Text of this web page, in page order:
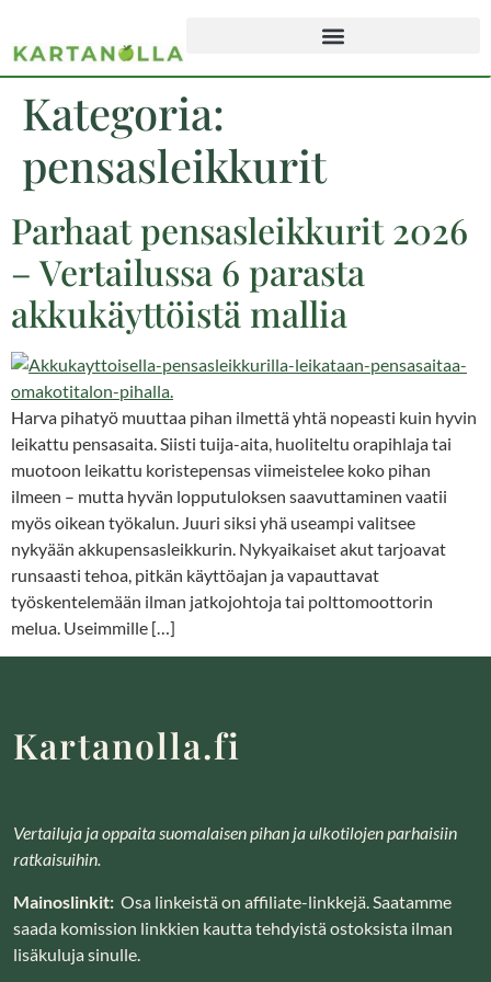
Kategoria:
pensasleikkurit
Parhaat pensasleikkurit 2026
– Vertailussa 6 parasta
akkukäyttöistä mallia
Harva pihatyö muuttaa pihan ilmettä yhtä nopeasti kuin hyvin
leikattu pensasaita. Siisti tuija-aita, huoliteltu orapihlaja tai
muotoon leikattu koristepensas viimeistelee koko pihan
ilmeen – mutta hyvän lopputuloksen saavuttaminen vaatii
myös oikean työkalun. Juuri siksi yhä useampi valitsee
nykyään akkupensasleikkurin. Nykyaikaiset akut tarjoavat
runsaasti tehoa, pitkän käyttöajan ja vapauttavat
työskentelemään ilman jatkojohtoja tai polttomoottorin
melua. Useimmille […]
Kartanolla.fi
Vertailuja ja oppaita suomalaisen pihan ja ulkotilojen parhaisiin
ratkaisuihin.
Mainoslinkit: Osa linkeistä on affiliate-linkkejä. Saatamme
saada komission linkkien kautta tehdyistä ostoksista ilman
lisäkuluja sinulle.